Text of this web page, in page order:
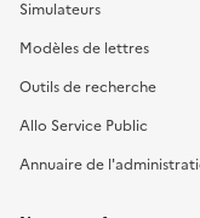
Simulateurs
Modèles de lettres
Outils de recherche
Allo Service Public
Annuaire de